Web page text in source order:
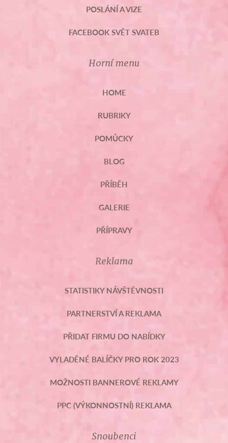
POSLÁNÍ A VIZE
FACEBOOK SVĚT SVATEB
Horní menu
HOME
RUBRIKY
POMŮCKY
BLOG
PŘÍBĚH
GALERIE
PŘÍPRAVY
Reklama
STATISTIKY NÁVŠTĚVNOSTI
PARTNERSTVÍ A REKLAMA
PŘIDAT FIRMU DO NABÍDKY
VYLADĚNÉ BALÍČKY PRO ROK 2023
MOŽNOSTI BANNEROVÉ REKLAMY
PPC (VÝKONNOSTNÍ) REKLAMA
Snoubenci